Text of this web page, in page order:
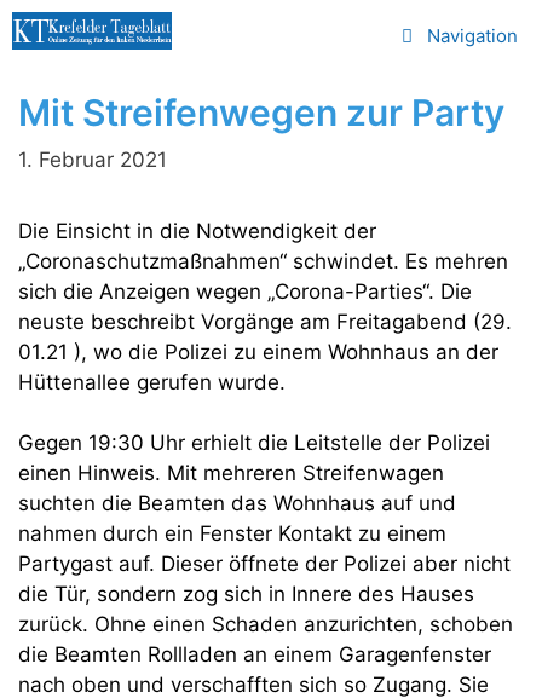
Zum
Inhalt
Navigation
Mit Streifenwegen zur Party
1. Februar 2021
Die Einsicht in die Notwendigkeit der
„Coronaschutzmaßnahmen“ schwindet. Es mehren
sich die Anzeigen wegen „Corona-Parties“. Die
neuste beschreibt Vorgänge am Freitagabend (29.
01.21 ), wo die Polizei zu einem Wohnhaus an der
Hüttenallee gerufen wurde.
Gegen 19:30 Uhr erhielt die Leitstelle der Polizei
einen Hinweis. Mit mehreren Streifenwagen
suchten die Beamten das Wohnhaus auf und
nahmen durch ein Fenster Kontakt zu einem
Partygast auf. Dieser öffnete der Polizei aber nicht
die Tür, sondern zog sich in Innere des Hauses
zurück. Ohne einen Schaden anzurichten, schoben
die Beamten Rollladen an einem Garagenfenster
nach oben und verschafften sich so Zugang. Sie